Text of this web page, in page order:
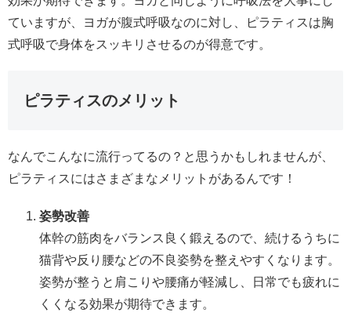
ていますが、ヨガが腹式呼吸なのに対し、ピラティスは胸
式呼吸で身体をスッキリさせるのが得意です。
ピラティスのメリット
なんでこんなに流行ってるの？と思うかもしれませんが、
ピラティスにはさまざまなメリットがあるんです！
姿勢改善
体幹の筋肉をバランス良く鍛えるので、続けるうちに
猫背や反り腰などの不良姿勢を整えやすくなります。
姿勢が整うと肩こりや腰痛が軽減し、日常でも疲れに
くくなる効果が期待できます。